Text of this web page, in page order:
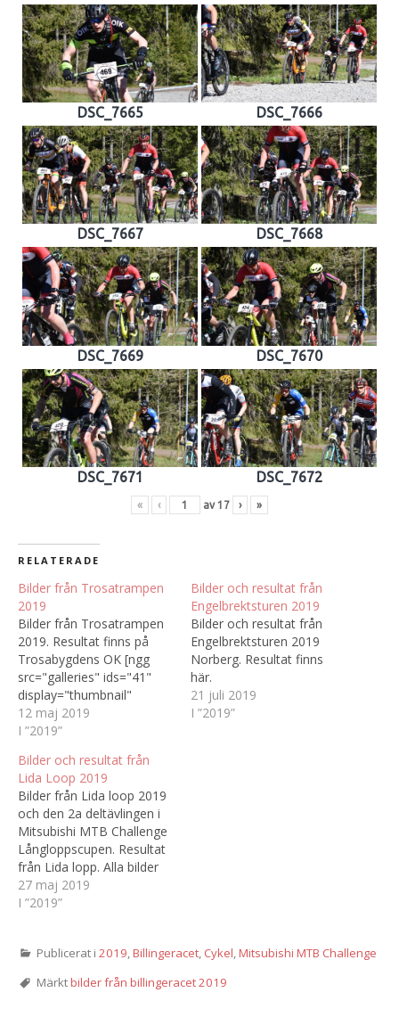
DSC_7665 DSC_7666
DSC_7667 DSC_7668
DSC_7669 DSC_7670
DSC_7671 DSC_7672
« ‹ av17 › »
RELATERADE
Bilder från Trosatrampen
2019
Bilder från Trosatrampen
2019. Resultat finns på
Trosabygdens OK [ngg
src="galleries" ids="41"
display="thumbnail"
number_of_columns="0"]
12 maj 2019
I ”2019”
Bilder och resultat från
Engelbrektsturen 2019
Bilder och resultat från
Engelbrektsturen 2019
Norberg. Resultat finns
här.
21 juli 2019
I ”2019”
Bilder och resultat från
Lida Loop 2019
Bilder från Lida loop 2019
och den 2a deltävlingen i
Mitsubishi MTB Challenge
Långloppscupen. Resultat
från Lida lopp. Alla bilder
har inte märkts upp med
startnummer då alla bilder
nummerlapp.
27 maj 2019
I ”2019”
Publicerat i 2019 Billingeracet Cykel Mitsubishi MTB Challenge
Märktbilder från billingeracet 2019